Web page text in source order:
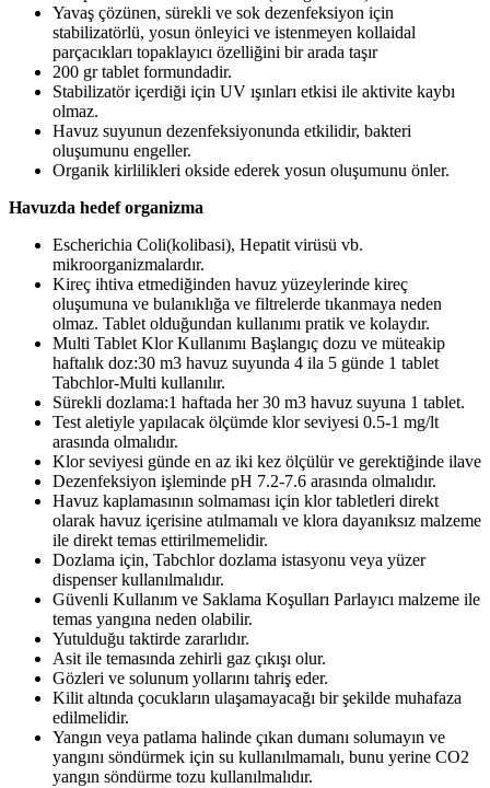
Yavaş çözünen, sürekli ve sok dezenfeksiyon için
stabilizatörlü, yosun önleyici ve istenmeyen kollaidal
parçacıkları topaklayıcı özelliğini bir arada taşır
200 gr tablet formundadir.
Stabilizatör içerdiği için UV ışınları etkisi ile aktivite kaybı
olmaz.
Havuz suyunun dezenfeksiyonunda etkilidir, bakteri
oluşumunu engeller.
Organik kirlilikleri okside ederek yosun oluşumunu önler.
Havuzda hedef organizma
Escherichia Coli(kolibasi), Hepatit virüsü vb.
mikroorganizmalardır.
Kireç ihtiva etmediğinden havuz yüzeylerinde kireç
oluşumuna ve bulanıklığa ve filtrelerde tıkanmaya neden
olmaz. Tablet olduğundan kullanımı pratik ve kolaydır.
Multi Tablet Klor Kullanımı Başlangıç dozu ve müteakip
haftalık doz:30 m3 havuz suyunda 4 ila 5 günde 1 tablet
Tabchlor-Multi kullanılır.
Sürekli dozlama:1 haftada her 30 m3 havuz suyuna 1 tablet.
Test aletiyle yapılacak ölçümde klor seviyesi 0.5-1 mg/lt
arasında olmalıdır.
Klor seviyesi günde en az iki kez ölçülür ve gerektiğinde ilave
Dezenfeksiyon işleminde pH 7.2-7.6 arasında olmalıdır.
Havuz kaplamasının solmaması için klor tabletleri direkt
olarak havuz içerisine atılmamalı ve klora dayanıksız malzeme
ile direkt temas ettirilmemelidir.
Dozlama için, Tabchlor dozlama istasyonu veya yüzer
dispenser kullanılmalıdır.
Güvenli Kullanım ve Saklama Koşulları Parlayıcı malzeme ile
temas yangına neden olabilir.
Yutulduğu taktirde zararlıdır.
Asit ile temasında zehirli gaz çıkışı olur.
Gözleri ve solunum yollarını tahriş eder.
Kilit altında çocukların ulaşamayacağı bir şekilde muhafaza
edilmelidir.
Yangın veya patlama halinde çıkan dumanı solumayın ve
yangını söndürmek için su kullanılmamalı, bunu yerine CO2
yangın söndürme tozu kullanılmalıdır.